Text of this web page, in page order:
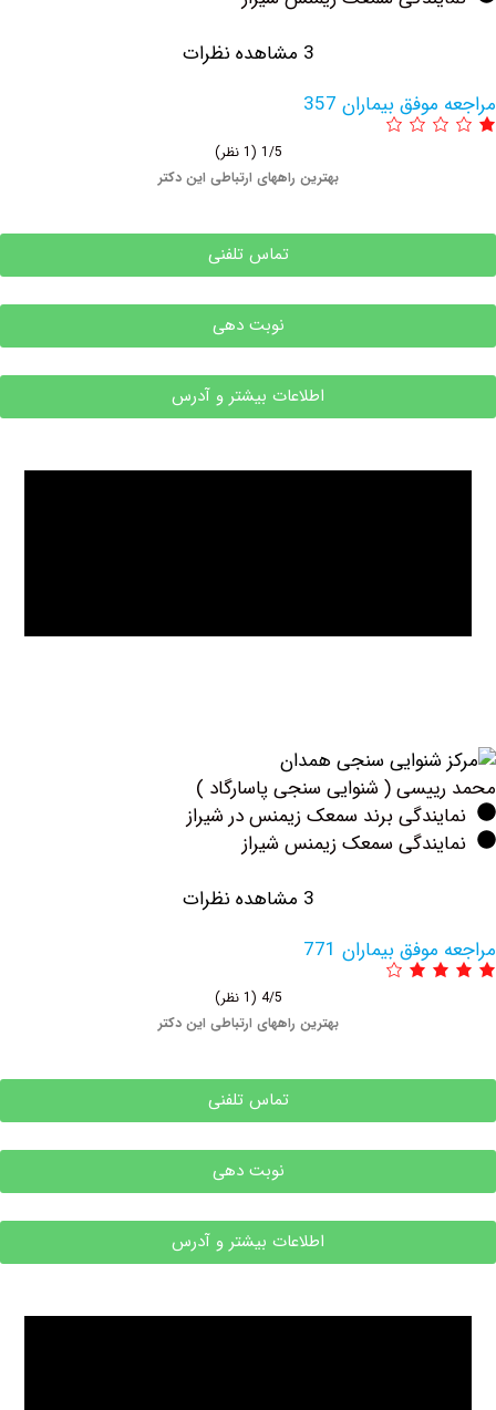
بیماران 357
بهترین راههای ارتباطی این دکتر
تماس تلفنی
نوبت دهی
اطلاعات بیشتر و آدرس
( شنوایی سنجی پاسارگاد )
برند سمعک زیمنس در شیراز
سمعک زیمنس شیراز
بیماران 771
بهترین راههای ارتباطی این دکتر
تماس تلفنی
نوبت دهی
اطلاعات بیشتر و آدرس